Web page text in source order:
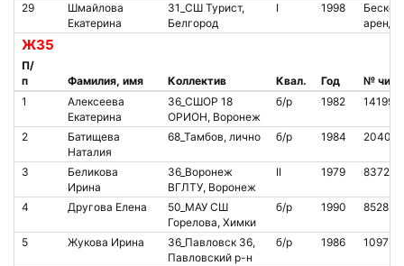
29
Шмайлова
Екатерина
31_СШ Турист,
Белгород
I 1998
аренда
Ж35
П/
п
Фамилия, имя Коллектив Квал. Год
№ чипа
1
Алексеева
Екатерина
36_СШОР 18
ОРИОН, Воронеж
б/р 1982
2
Батищева
Наталия
68_Тамбов, лично б/р 1984
3
Беликова
Ирина
36_Воронеж
ВГЛТУ, Воронеж
II 1979
4 Другова Елена
50_МАУ СШ
Горелова, Химки
б/р 1990
5 Жукова Ирина
36_Павловск 36,
Павловский р-н
б/р 1986